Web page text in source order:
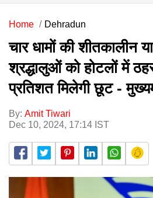
Home Dehradun
चार धामों की शीतकालीन
श्रद्धालुओं को होटलों में
प्रतिशत मिलेगी छूट -
By: Amit Tiwari
Dec 10, 2024, 17:14 IST